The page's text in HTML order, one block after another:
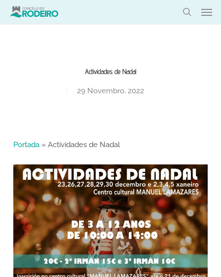
Skip
Actividades de Nadal
29 Novembro, 2022
Portada» Actividades de Nadal